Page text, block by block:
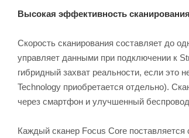
Высокая эффективность сканирования
Скорость сканирования составляет до
управляет данными при подключении к
гибридный захват реальности, если это
Technology приобретается отдельно).
через смартфон и улучшенный
Каждый сканер Focus Core поставляется